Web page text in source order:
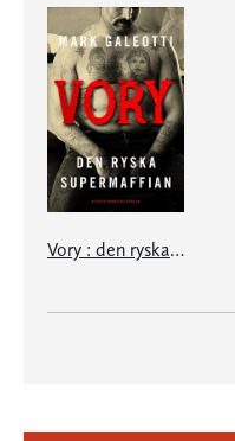
Vory : den ryska supermaffian